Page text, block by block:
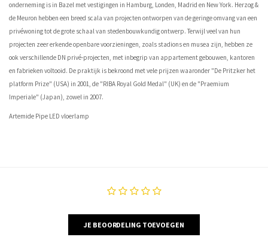
onderneming is in Bazel met vestigingen in Hamburg, Londen, Madrid en New York. Herzog &
de Meuron hebben een breed scala van projecten ontworpen van de geringe omvang van een
privéwoning tot de grote schaal van stedenbouwkundig ontwerp. Terwijl veel van hun
projecten zeer erkende openbare voorzieningen, zoals stadions en musea zijn, hebben ze
ook verschillende DN privé-projecten, met inbegrip van appartement gebouwen, kantoren
en fabrieken voltooid. De praktijk is bekroond met vele prijzen waaronder "De Pritzker het
platform Prize" (USA) in 2001, de "RIBA Royal Gold Medal" (UK) en de "Praemium
Imperiale" (Japan), zowel in 2007.
Artemide Pipe LED vloerlamp
JE BEOORDELING TOEVOEGEN